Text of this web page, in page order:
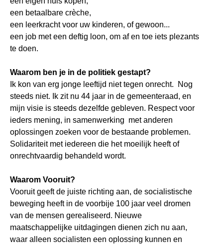
een betaalbare crèche,
een leerkracht voor uw kinderen, of gewoon...
een job met een deftig loon, om af en toe iets plezants
te doen.
Waarom ben je in de politiek gestapt?
Ik kon van erg jonge leeftijd niet tegen onrecht. Nog
steeds niet. Ik zit nu 44 jaar in de gemeenteraad, en
mijn visie is steeds dezelfde gebleven. Respect voor
ieders mening, in samenwerking met anderen
oplossingen zoeken voor de bestaande problemen.
Solidariteit met iedereen die het moeilijk heeft of
onrechtvaardig behandeld wordt.
Waarom Vooruit?
Vooruit geeft de juiste richting aan, de socialistische
beweging heeft in de voorbije 100 jaar veel dromen
van de mensen gerealiseerd. Nieuwe
maatschappelijke uitdagingen dienen zich nu aan,
waar alleen socialisten een oplossing kunnen en